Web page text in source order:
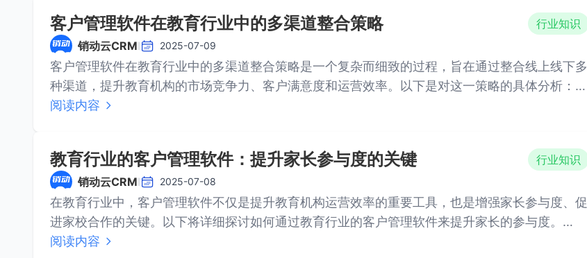
客户管理软件在教育行业中的多渠道整合策略
行业知识
销动云CRMI 2025-07-09
客户管理软件在教育行业中的多渠道整合策略是一个复杂而细致的过程，旨在通过整合线上线下多
种渠道，提升教育机构的市场竞争力、客户满意度和运营效率。以下是对这一策略的具体分析：
###···
阅读内容
教育行业的客户管理软件：提升家长参与度的关键
行业知识
销动云CRMI 2025-07-08
在教育行业中，客户管理软件不仅是提升教育机构运营效率的重要工具，也是增强家长参与度、促
进家校合作的关键。以下将详细探讨如何通过教育行业的客户管理软件来提升家长的参与度。
###···
阅读内容